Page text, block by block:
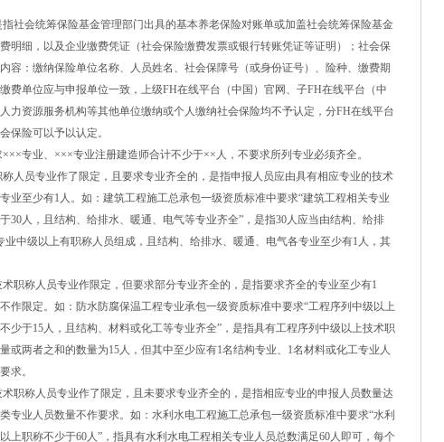
会统筹保险基金管理部门出具的基本养老保险对账单或加盖社会统筹保险基金
明细，以及企业缴费凭证（社会保险缴费发票或银行转账凭证等证明）；社会保
容：缴纳保险单位名称、人员姓名、社会保障号（或身份证号）、险种、缴费期
费单位应与申报单位一致，上级FH在线平台（中国）官网、子FH在线平台（中
力资源服务机构等其他单位缴纳或个人缴纳社会保险均不予认定，分FH在线平台
保险可以予以认定。
专业、×××专业注册建造师合计不少于××人，不要求所列专业必须齐全。
员专业作了限定，且要求专业齐全的，是指申报人员应由具有相应专业的技术
业至少有1人。如：建筑工程施工总承包一级资质标准中要求“建筑工程相关专业
30人，且结构、给排水、暖通、电气等专业齐全”，是指30人应当由结构、给排
业中级以上有职称人员组成，且结构、给排水、暖通、电气各专业至少有1人，其
称人员专业作限定，但要求部分专业齐全的，是指要求齐全的专业至少有1
作限定。如：防水防腐保温工程专业承包一级资质标准中要求“工程序列中级以上
少于15人，且结构、材料或化工等专业齐全”，是指具有工程序列中级以上技术职
或两者之和的数量为15人，但其中至少应有1名结构专业、1名材料或化工专业人
求。
称人员专业作了限定，且未要求专业齐全的，是指相应专业的申报人员数量达
专业人员数量不作要求。如：水利水电工程施工总承包一级资质标准中要求“水利
上职称不少于60人”，指具有水利水电工程相关专业人员总数满足60人即可，每个